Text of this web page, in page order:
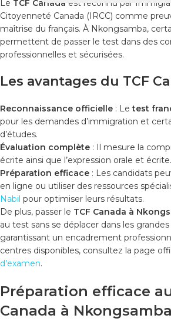
Le TCF Canada est reconnu par
Citoyenneté Canada (IRCC) comme
maîtrise du français. À Nkongsamba,
permettent de passer le test dans des
professionnelles et sécurisées.
Les avantages du TCF
Reconnaissance officielle : Letest
pour les demandes d’immigration et
d’études.
Évaluation complète : Il mesure la
écrite ainsi que l’expression orale et écrite.
Préparation efficace : Les candidats
en ligne ou utiliser des ressources
Nabil pour optimiser leurs résultats.
De plus, passer le TCF Canada à
au test sans se déplacer dans les
garantissant un encadrement
centres disponibles, consultez la page
d’examen.
Préparation efficace
Canada à Nkongsamba